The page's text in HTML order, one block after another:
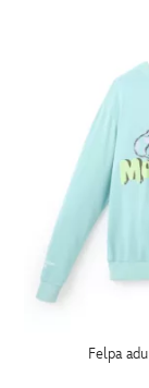
Felpa